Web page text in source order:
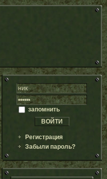
запомнить
Регистрация
Забыли пароль?